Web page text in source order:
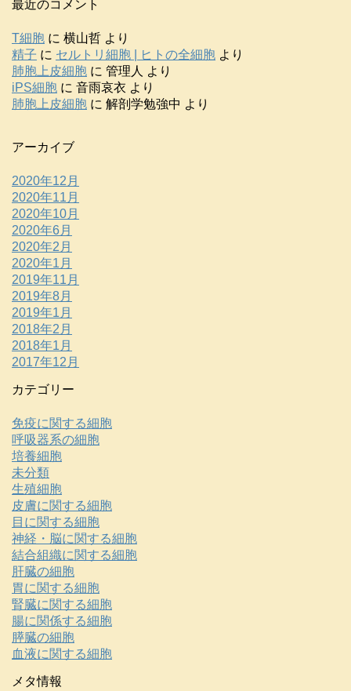
最近のコメント
T細胞 に 横山哲 より
精子 に セルトリ細胞 | ヒトの全細胞 より
肺胞上皮細胞 に 管理人 より
iPS細胞 に 音雨哀衣 より
肺胞上皮細胞 に 解剖学勉強中 より
アーカイブ
2020年12月
2020年11月
2020年10月
2020年6月
2020年2月
2020年1月
2019年11月
2019年8月
2019年1月
2018年2月
2018年1月
2017年12月
カテゴリー
免疫に関する細胞
呼吸器系の細胞
培養細胞
未分類
生殖細胞
皮膚に関する細胞
目に関する細胞
神経・脳に関する細胞
結合組織に関する細胞
肝臓の細胞
胃に関する細胞
腎臓に関する細胞
腸に関係する細胞
膵臓の細胞
血液に関する細胞
メタ情報